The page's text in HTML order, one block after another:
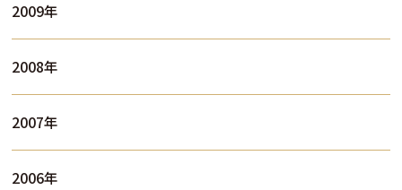
2009年
2008年
2007年
2006年